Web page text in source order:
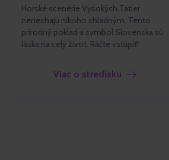
Horské scenérie Vysokých Tatier
nenechajú nikoho chladným. Tento
prírodný poklad a symbol Slovenska sú
láska na celý život. Ráčte vstúpiť!
Viac o stredisku